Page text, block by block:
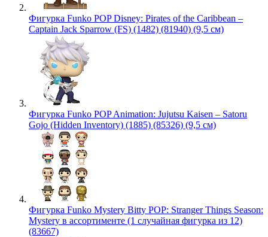
Фигурка Funko POP Disney: Pirates of the Caribbean –
Captain Jack Sparrow (FS) (1482) (81940) (9,5 см)
Фигурка Funko POP Animation: Jujutsu Kaisen – Satoru
Gojo (Hidden Inventory) (1885) (85326) (9,5 см)
Фигурка Funko Mystery Bitty POP: Stranger Things Season:
Mystery в ассортименте (1 случайная фигурка из 12)
(83667)